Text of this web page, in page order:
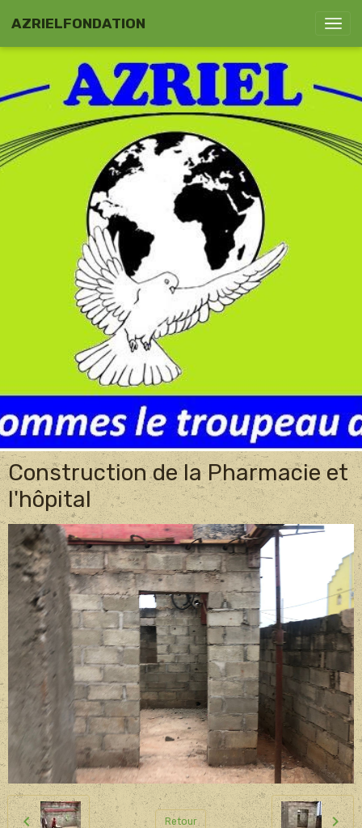
AZRIELFONDATION
Construction de la Pharmacie et
l'hôpital
Retour